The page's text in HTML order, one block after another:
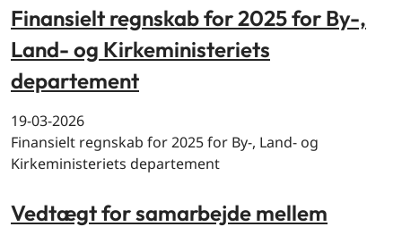
Finansielt regnskab for 2025 for By-,
Land- og Kirkeministeriets
departement
19-03-2026
Finansielt regnskab for 2025 for By-, Land- og
Kirkeministeriets departement
Vedtægt for samarbejde mellem